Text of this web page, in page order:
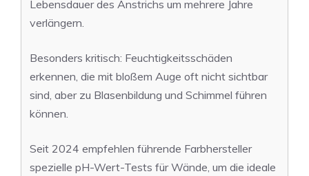
Lebensdauer des Anstrichs um mehrere Jahre
verlängern.
Besonders kritisch: Feuchtigkeitsschäden
erkennen, die mit bloßem Auge oft nicht sichtbar
sind, aber zu Blasenbildung und Schimmel führen
können.
Seit 2024 empfehlen führende Farbhersteller
spezielle pH-Wert-Tests für Wände, um die ideale